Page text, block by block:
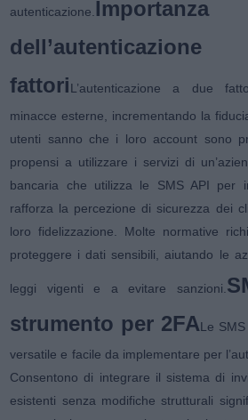
autenticazione. Importanza
fattoriL’autenticazione a due
minacce esterne, incrementando la
utenti sanno che i loro account sono
propensi a utilizzare i servizi di
bancaria che utilizza le SMS API per
rafforza la percezione di sicurezza dei
loro fidelizzazione. Molte normative
proteggere i dati sensibili, aiutando le
leggi vigenti e a evitare sanzioni.
strumento per 2FALe
versatile e facile da implementare per
Consentono di integrare il sistema di
esistenti senza modifiche strutturali